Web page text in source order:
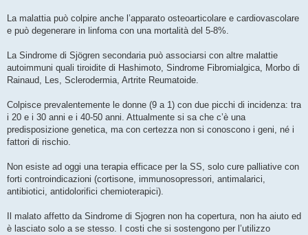
La malattia può colpire anche l’apparato osteoarticolare e cardiovascolare
e può degenerare in linfoma con una mortalità del 5-8%.
La Sindrome di Sjögren secondaria può associarsi con altre malattie
autoimmuni quali tiroidite di Hashimoto, Sindrome Fibromialgica, Morbo di
Rainaud, Les, Sclerodermia, Artrite Reumatoide.
Colpisce prevalentemente le donne (9 a 1) con due picchi di incidenza: tra
i 20 e i 30 anni e i 40-50 anni. Attualmente si sa che c’è una
predisposizione genetica, ma con certezza non si conoscono i geni, né i
fattori di rischio.
Non esiste ad oggi una terapia efficace per la SS, solo cure palliative con
forti controindicazioni (cortisone, immunosopressori, antimalarici,
antibiotici, antidolorifici chemioterapici).
Il malato affetto da Sindrome di Sjogren non ha copertura, non ha aiuto ed
è lasciato solo a se stesso. I costi che si sostengono per l’utilizzo